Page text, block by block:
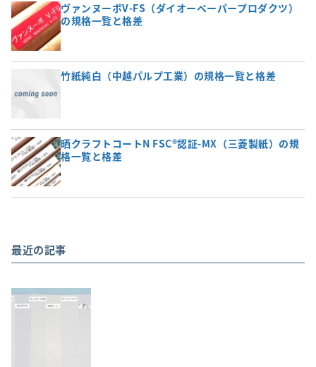
ヴァンヌーボV-FS（ダイオーペーパープロダクツ）
の規格一覧と格差
竹紙純白（中越パルプ工業）の規格一覧と格差
晒クラフトコートN FSC®認証-MX（三菱製紙）の規
格一覧と格差
最近の記事